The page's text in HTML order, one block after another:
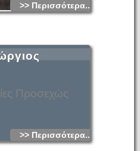
>> Περισσότερα...
Προσεχώς
>> Περισσότερα...